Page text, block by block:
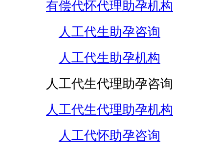
有偿代怀代理助孕机构
人工代生助孕咨询
人工代生助孕机构
人工代生代理助孕咨询
人工代生代理助孕机构
人工代怀助孕咨询